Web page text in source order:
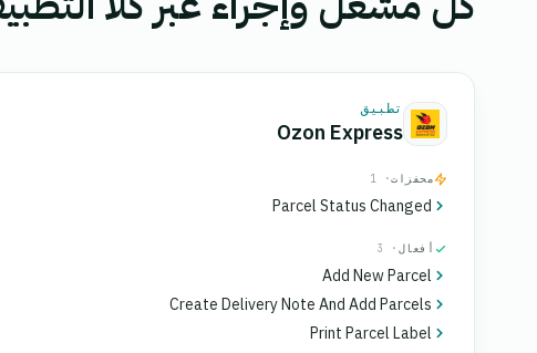
تطبيق
Ozon Express
محفزات· 1
Parcel Status Changed
أفعال · 3
Add New Parcel
Create Delivery Note And Add Parcels
Print Parcel Label